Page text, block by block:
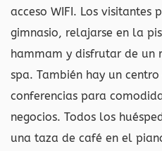
acceso WIFI. Los visitantes
gimnasio, relajarse en la
hammam y disfrutar de un
spa. También hay un
conferencias para
negocios. Todos los
una taza de café en el